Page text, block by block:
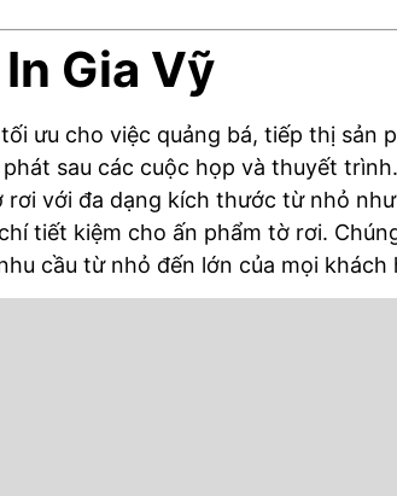
Gia Vỹ
ưu cho việc quảng bá, tiếp thị
sau các cuộc họp và thuyết
với đa dạng kích thước từ nhỏ
tiết kiệm cho ấn phẩm tờ rơi.
cầu từ nhỏ đến lớn của mọi khách